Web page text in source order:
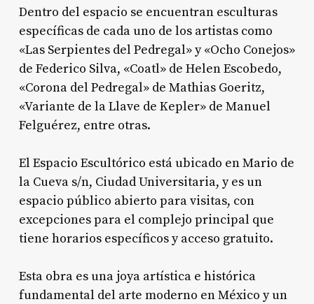
Dentro del espacio se encuentran esculturas
específicas de cada uno de los artistas como
«Las Serpientes del Pedregal» y «Ocho Conejos»
de Federico Silva, «Coatl» de Helen Escobedo,
«Corona del Pedregal» de Mathias Goeritz,
«Variante de la Llave de Kepler» de Manuel
Felguérez, entre otras.
El Espacio Escultórico está ubicado en Mario de
la Cueva s/n, Ciudad Universitaria, y es un
espacio público abierto para visitas, con
excepciones para el complejo principal que
tiene horarios específicos y acceso gratuito.
Esta obra es una joya artística e histórica
fundamental del arte moderno en México y un